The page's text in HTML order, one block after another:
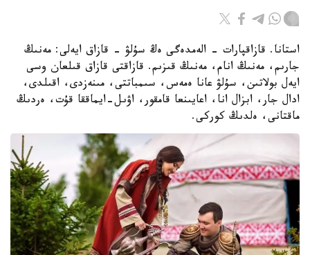
استانا. قازاقپارات - الەمدەگى ەڭ سۇلۋ - قازاق ايەلى: مەنىڭ
جارىم، مەنىڭ انام، مەنىڭ قىزىم. قازاقتى قازاق قىلعان وسى
ايەل بولاتىن، سۇلۋ عانا ەمەس، سىمباتتى، مىنەزدى، اقىلدى،
ادال جار، ابزال انا، اعايىنعا قامقور، اۋىل-ايماققا قۇت، ەردىڭ
ماقتانى، ەلدىڭ كوركى.